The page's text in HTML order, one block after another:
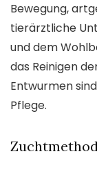
Bewegung,
tierärztliche
und dem
das Reinigen
Entwurmen
Pflege.